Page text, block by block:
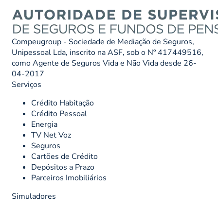
Compeugroup - Sociedade de Mediação de Seguros,
Unipessoal Lda, inscrito na ASF, sob o Nº 417449516,
como Agente de Seguros Vida e Não Vida desde 26-
04-2017
Serviços
Crédito Habitação
Crédito Pessoal
Energia
TV Net Voz
Seguros
Cartões de Crédito
Depósitos a Prazo
Parceiros Imobiliários
Simuladores